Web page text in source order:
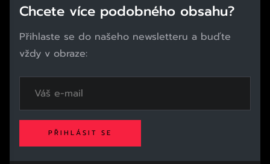
Chcete více podobného obsahu?
Přihlaste se do našeho newsletteru a buďte
vždy v obraze:
PŘIHLÁSIT SE